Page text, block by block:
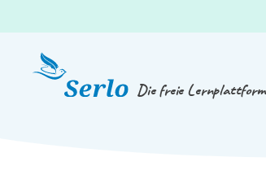
Die freie Lernplattform